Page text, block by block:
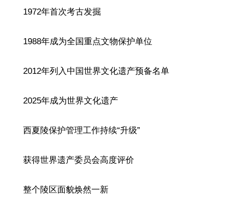
1972年首次考古发掘
1988年成为全国重点文物保护单位
2012年列入中国世界文化遗产预备名单
2025年成为世界文化遗产
西夏陵保护管理工作持续“升级”
获得世界遗产委员会高度评价
整个陵区面貌焕然一新